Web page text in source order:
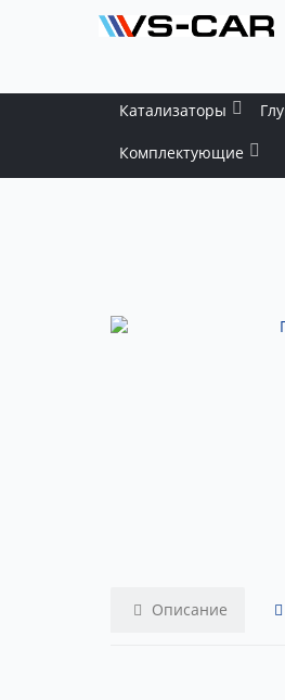
Катализаторы
Комплектующие
Описание